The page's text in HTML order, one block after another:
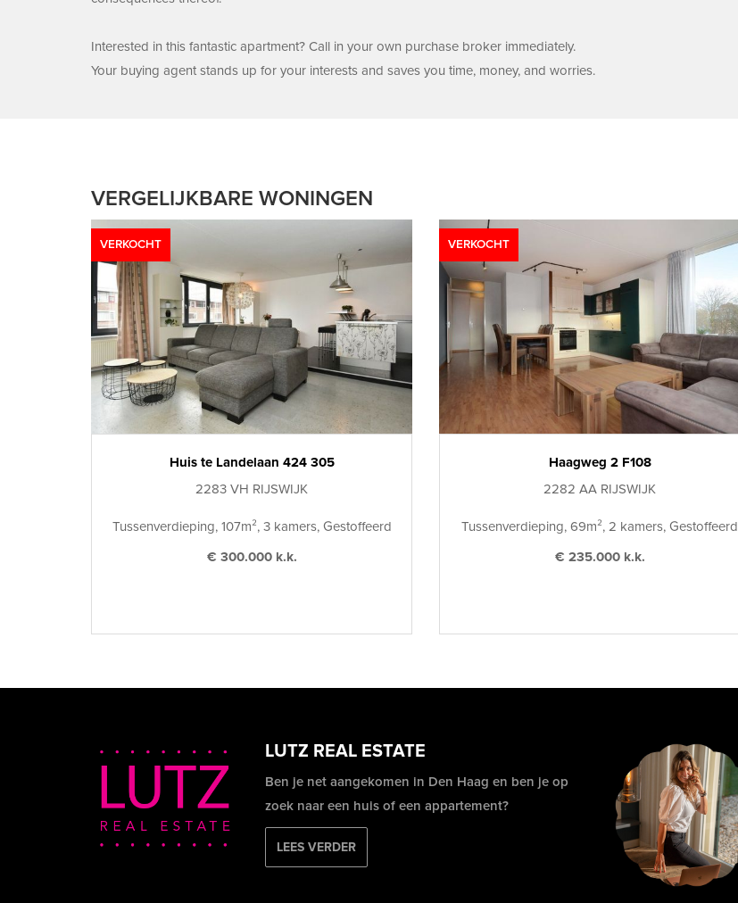
Interested in this fantastic apartment? Call in your own purchase broker immediately.
Your buying agent stands up for your interests and saves you time, money, and worries.
VERGELIJKBARE WONINGEN
VERKOCHT
Huis te Landelaan 424 305
2283 VH RIJSWIJK
Tussenverdieping, 107m², 3 kamers, Gestoffeerd
€ 300.000 k.k.
VERKOCHT
Haagweg 2 F108
2282 AA RIJSWIJK
Tussenverdieping, 69m², 2 kamers, Gestoffeerd
€ 235.000 k.k.
LUTZ REAL ESTATE
Ben je net aangekomen in Den Haag en ben je op
zoek naar een huis of een appartement?
LEES VERDER